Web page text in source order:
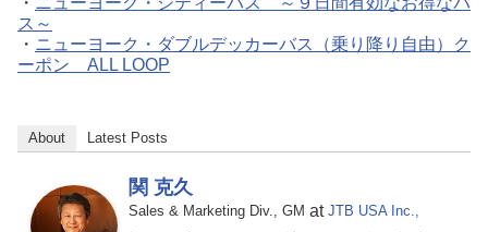
ス～
・ ニューヨーク・ダブルデッカーバス（乗り降り自由）ク
ーポン ALL LOOP
About Latest Posts
関 克久
Sales & Marketing Div., GM at JTB USA Inc.,